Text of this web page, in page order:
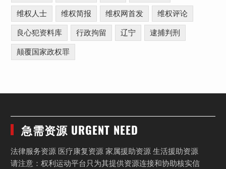
维权人士 维权简报 维权网首发 维权评论
良心犯资料库 行政拘留 辽宁 逮捕判刑
颠覆国家政权罪
急需资源 URGENT NEED
法律服务资源 医疗康复资源 家属援助资源 生活援助资源
请注意：权利运动平台只为其提供资源连接和协助核实信